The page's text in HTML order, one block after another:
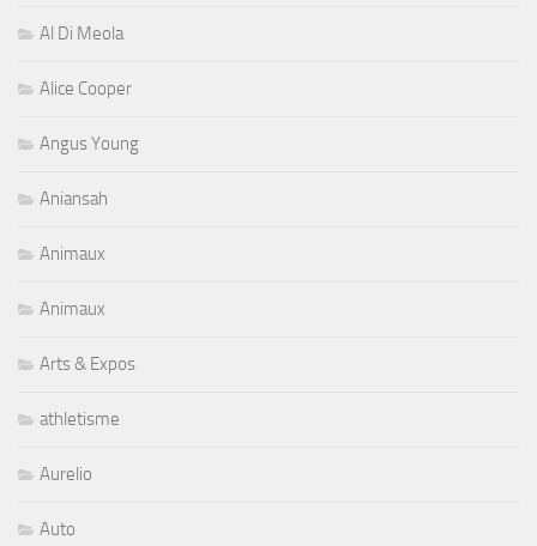
Al Di Meola
Alice Cooper
Angus Young
Aniansah
Animaux
Animaux
Arts & Expos
athletisme
Aurelio
Auto